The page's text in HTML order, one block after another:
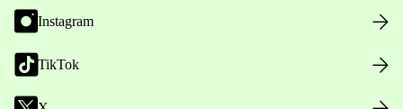
Instagram
TikTok